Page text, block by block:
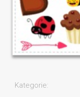
Kategorie: